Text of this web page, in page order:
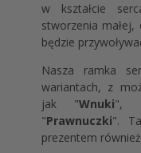
w kształcie
stworzenia
będzie
Nasza ramka
wariantach, z
jak "Wnuki",
"Prawnuczki".
prezentem